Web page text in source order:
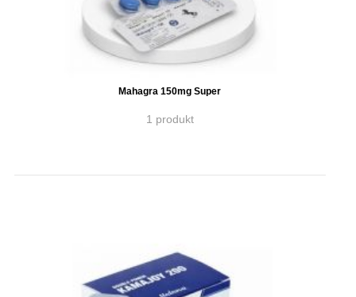
Mahagra 150mg Super
1 produkt